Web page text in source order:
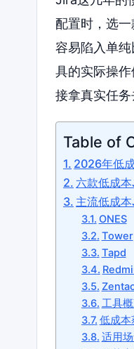
配置时，选
容易陷入单
具的实际操
接拿真实任务
Table of
2026年低
六款低成
主流低成
ONES
Tower
Tapd
工具
低成本
适用